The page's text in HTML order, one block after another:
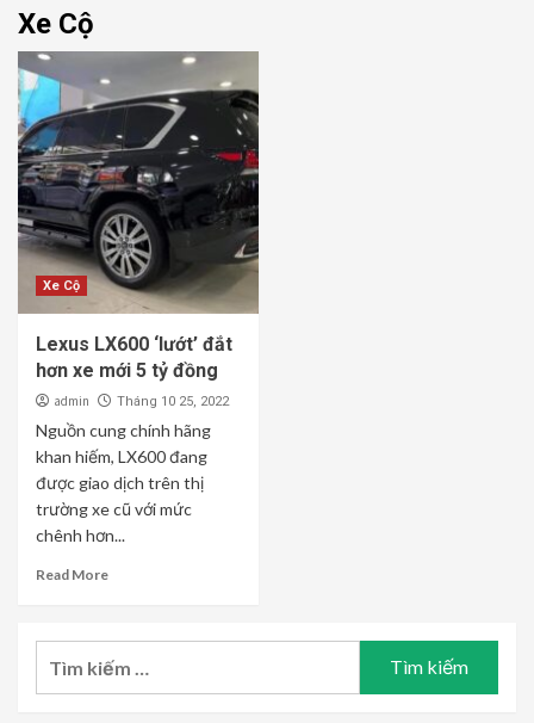
Xe Cộ
Xe Cộ
Lexus LX600 ‘lướt’ đắt
hơn xe mới 5 tỷ đồng
admin Tháng 10 25, 2022
Nguồn cung chính hãng
khan hiếm, LX600 đang
được giao dịch trên thị
trường xe cũ với mức
chênh hơn...
Read More